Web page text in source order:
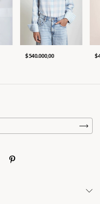
$540.000,00